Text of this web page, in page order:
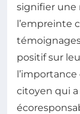
signifier une
l’empreinte
positif sur
citoyen qui